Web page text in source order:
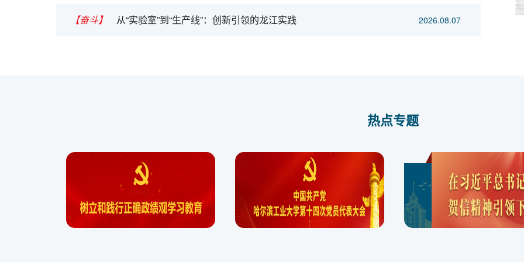
2026.08.07
【奋斗】 从“实验室”到“生产线”：创新引领的龙江实践
热点专题